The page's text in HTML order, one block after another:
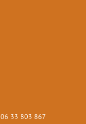
06 33 803 867